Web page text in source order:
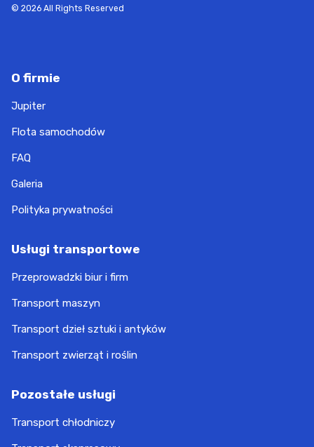
© 2026 All Rights Reserved
O firmie
Jupiter
Flota samochodów
FAQ
Galeria
Polityka prywatności
Usługi transportowe
Przeprowadzki biur i firm
Transport maszyn
Transport dzieł sztuki i antyków
Transport zwierząt i roślin
Pozostałe usługi
Transport chłodniczy